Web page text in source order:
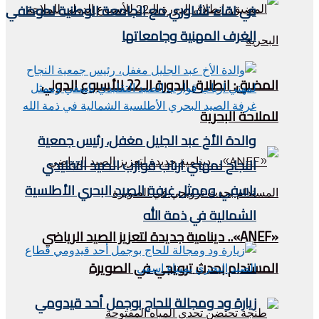
المضيق: انطلاق الدورة الـ22 للأسبوع الدولي
للملاحة البحرية
«ANEF».. دينامية جديدة لتعزيز الصيد الرياضي
المستدام بحدث ترويجي في الصويرة
في لقاء تشاوري مع الجامعة الوطنية لموظفي
الغرف المهنية وجامعاتها
والدة الأخ عبد الجليل مغفل، رئيس جمعية
النجاح لمهني ارباب قوارب الصيد التقليدي
باسفي وممثل غرفة الصيد البحري الأطلسية
الشمالية في ذمة الله
زيارة ود ومجالة للحاج بوجمل أحد قيدومي